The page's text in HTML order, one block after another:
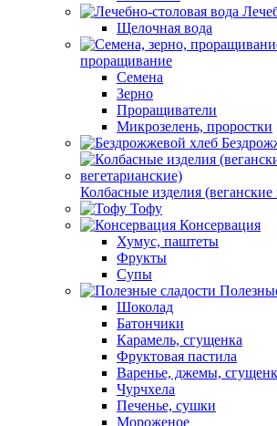
Щелочная вода
проращивание
Семена
Зерно
Проращиватели
Микрозелень, проростки
Колбасные изделия (веганские
Тофу
Консервация
Хумус, паштеты
Фрукты
Супы
Шоколад
Батончики
Карамель, сгущенка
Фруктовая пастила
Варенье, джемы,
Чурчхела
Печенье, сушки
Мороженое